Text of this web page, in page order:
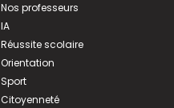
Nos professeurs
IA
Réussite scolaire
Orientation
Sport
Citoyenneté